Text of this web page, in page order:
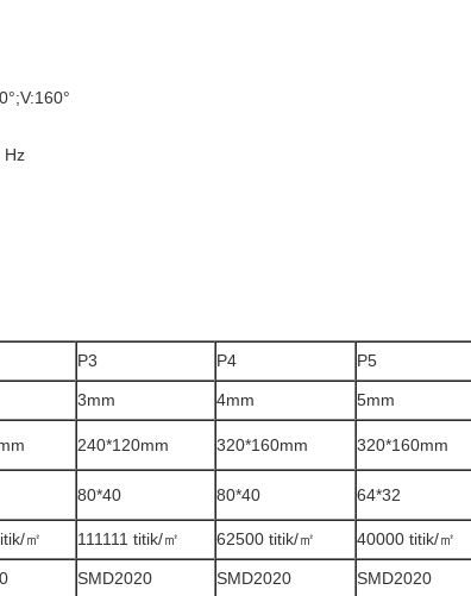
Hz
P3 P4 P5
3mm 4mm 5mm
240*120mm 320*160mm 320*160mm
80*40 80*40 64*32
㎡ 111111 titik/㎡ 62500 titik/㎡ 40000 titik/㎡
SMD2020 SMD2020 SMD2020